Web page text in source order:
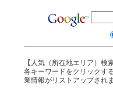
【人気（所在地エリア）検
各キーワードをクリックす
業情報がリストアップされ